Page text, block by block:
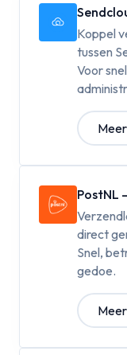
Koppel
tussen
Voor
PostNL
direct
Snel,
gedoe.